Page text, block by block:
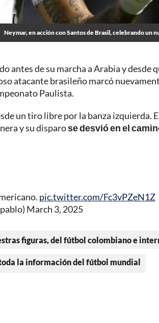
Neymar, en acción con Santos de Brasil, celebrando un
antes de su marcha a Arabia y desde
atacante brasileño marcó
Paulista.
un tiro libre por la banza izquierda.
y su disparose desvió en el
pic.twitter.com/Fc3vPZeN1Z
March 3, 2025
figuras, del fútbol colombiano e
la información del fútbol mundial